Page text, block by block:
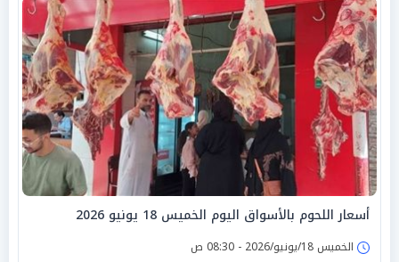
أسعار اللحوم بالأسواق اليوم الخميس 18 يونيو 2026
الخميس 18/يونيو/2026 - 08:30 ص